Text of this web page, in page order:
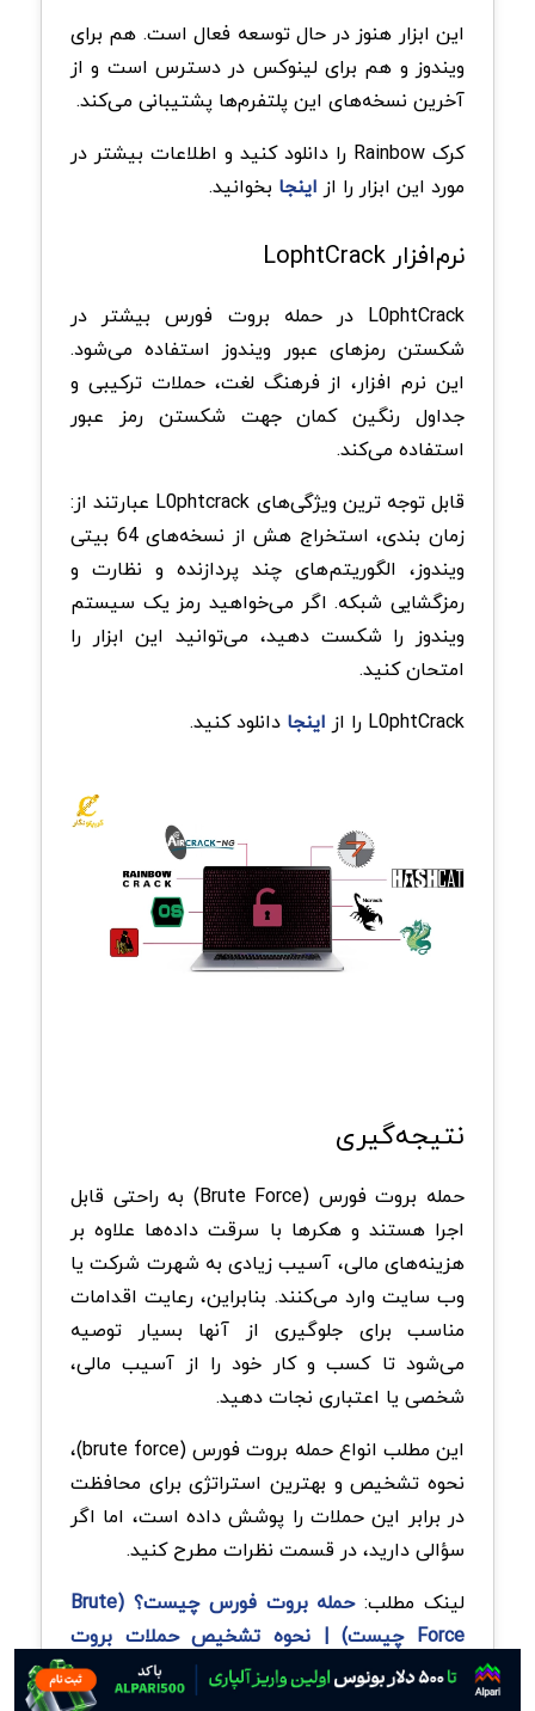
این ابزار هنوز در حال توسعه فعال است. هم برای
ویندوز و هم برای لینوکس در دسترس است و از
آخرین نسخه‌های این پلتفرم‌ها پشتیبانی می‌کند.
کرک Rainbow را دانلود کنید و اطلاعات بیشتر در
مورد این ابزار را از اینجا بخوانید.
نرم‌افزار LophtCrack
L0phtCrack در حمله بروت فورس بیشتر در
شکستن رمزهای عبور ویندوز استفاده می‌شود.
این نرم افزار، از فرهنگ لغت، حملات ترکیبی و
جداول رنگین کمان جهت شکستن رمز عبور
استفاده می‌کند.
قابل توجه ترین ویژگی‌های L0phtcrack عبارتند از:
زمان بندی، استخراج هش از نسخه‌های 64 بیتی
ویندوز، الگوریتم‌های چند پردازنده و نظارت و
رمزگشایی شبکه. اگر می‌خواهید رمز یک سیستم
ویندوز را شکست دهید، می‌توانید این ابزار را
امتحان کنید.
L0phtCrack را از
اینجا دانلود کنید.
نتیجه‌گیری
حمله بروت فورس (Brute Force) به راحتی قابل
اجرا هستند و هکرها با سرقت داده‌ها علاوه بر
هزینه‌های مالی، آسیب زیادی به شهرت شرکت یا
وب سایت وارد می‌کنند. بنابراین، رعایت اقدامات
مناسب برای جلوگیری از آنها بسیار توصیه
می‌شود تا کسب و کار خود را از آسیب مالی،
شخصی یا اعتباری نجات دهید.
این مطلب انواع حمله بروت فورس (brute force)،
نحوه تشخیص و بهترین استراتژی برای محافظت
در برابر این حملات را پوشش داده است، اما اگر
سؤالی دارید، در قسمت نظرات مطرح کنید.
لینک مطلب:
حمله بروت فورس چیست؟ (Brute
Force چیست) | نحوه تشخیص حملات بروت
فورس